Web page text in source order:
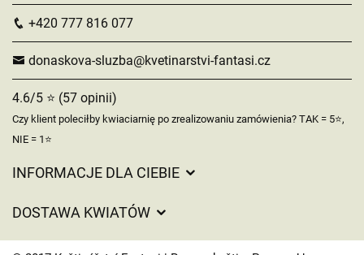
+420 777 816 077
donaskova-sluzba@kvetinarstvi-fantasi.cz
4.6/5 ⭐ (57 opinii)
Czy klient poleciłby kwiaciarnię po zrealizowaniu zamówienia? TAK = 5⭐,
NIE = 1⭐
INFORMACJE DLA CIEBIE
DOSTAWA KWIATÓW
Opłaty za dostawę